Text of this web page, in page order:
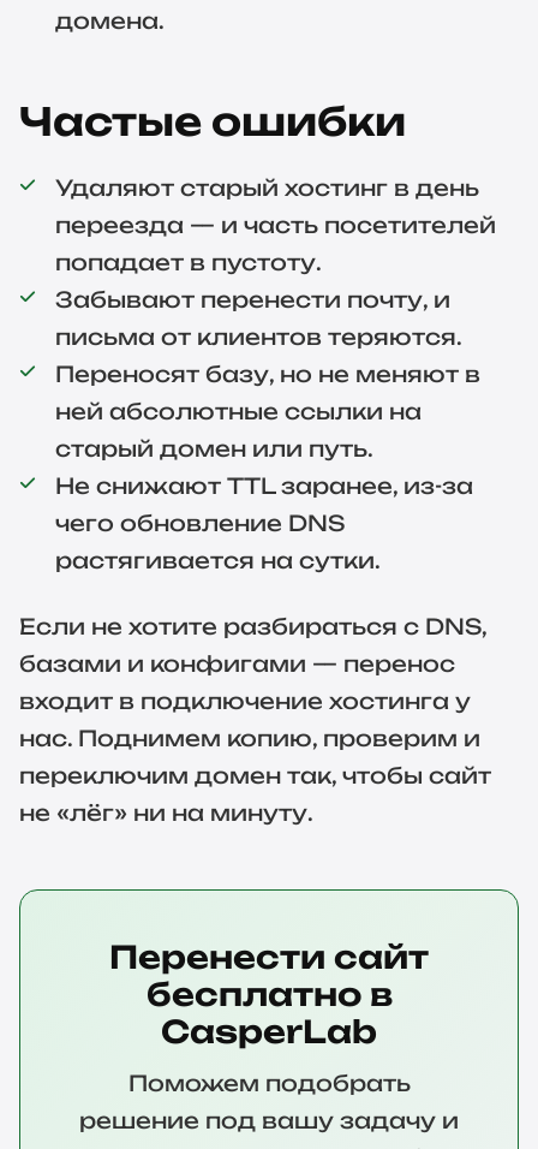
домена.
Частые ошибки
Удаляют старый хостинг в день
переезда — и часть посетителей
попадает в пустоту.
Забывают перенести почту, и
письма от клиентов теряются.
Переносят базу, но не меняют в
ней абсолютные ссылки на
старый домен или путь.
Не снижают TTL заранее, из-за
чего обновление DNS
растягивается на сутки.
Если не хотите разбираться с DNS,
базами и конфигами — перенос
входит в подключение хостинга у
нас. Поднимем копию, проверим и
переключим домен так, чтобы сайт
не «лёг» ни на минуту.
Перенести сайт
бесплатно в
CasperLab
Поможем подобрать
решение под вашу задачу и